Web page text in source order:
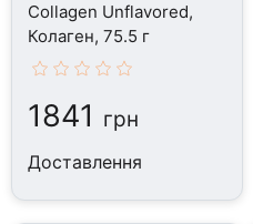
Collagen Unflavored,
Колаген, 75.5 г
1841 грн
Доставлення